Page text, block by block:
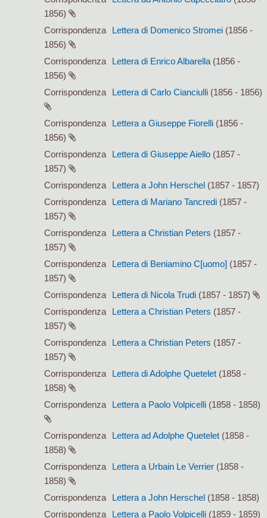
1856)
Corrispondenza
Lettera di Domenico Stromei (1856 -
1856)
Corrispondenza
Lettera di Enrico Albarella (1856 -
1856)
Corrispondenza
Lettera di Carlo Cianciulli (1856 - 1856)
Corrispondenza Lettera a Giuseppe Fiorelli (1856 -
1856)
Corrispondenza
Lettera di Giuseppe Aiello (1857 -
1857)
Corrispondenza
Lettera a John Herschel (1857 - 1857)
Corrispondenza
Lettera di Mariano Tancredi (1857 -
1857)
Corrispondenza
Lettera a Christian Peters (1857 -
1857)
Corrispondenza
Lettera di Beniamino C[uomo] (1857 -
1857)
Corrispondenza
Lettera di Nicola Trudi (1857 - 1857)
Corrispondenza
Lettera a Christian Peters (1857 -
1857)
Corrispondenza
Lettera a Christian Peters (1857 -
1857)
Corrispondenza
Lettera di Adolphe Quetelet (1858 -
1858)
Corrispondenza
Lettera a Paolo Volpicelli (1858 - 1858)
Corrispondenza Lettera ad Adolphe Quetelet (1858 -
1858)
Corrispondenza
Lettera a Urbain Le Verrier (1858 -
1858)
Corrispondenza
Lettera a John Herschel (1858 - 1858)
Corrispondenza
Lettera a Paolo Volpicelli (1859 - 1859)